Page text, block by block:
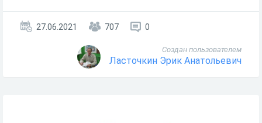
27.06.2021 707 0
Создан пользователем
Ласточкин Эрик Анатольевич